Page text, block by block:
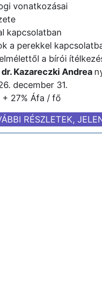
vonatkozásai
kapcsolatban
a perekkel
a bírói
Kazareczki Andrea
december 31.
27% Áfa / fő
RÉSZLETEK,